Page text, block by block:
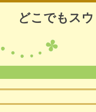
どこでもス